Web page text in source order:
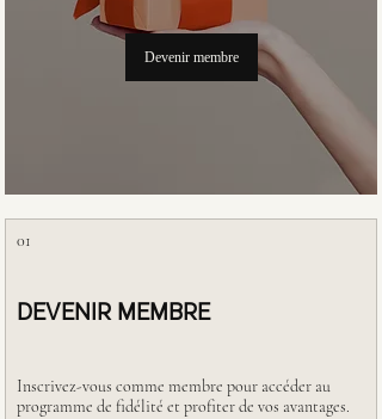
Devenir membre
01
DEVENIR MEMBRE
Inscrivez-vous comme membre pour accéder au
programme de fidélité et profiter de vos avantages.